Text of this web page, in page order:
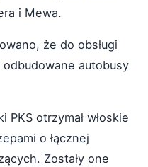
i Mewa.
że do obsługi
autobusy
otrzymał włoskie
o łącznej
Zostały one